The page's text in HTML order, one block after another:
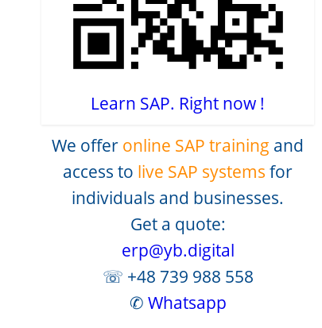
Learn SAP. Right now !
We offer online SAP training and
access to live SAP systems for
individuals and businesses.
Get a quote:
erp@yb.digital
☏ +48 739 988 558
✆ Whatsapp